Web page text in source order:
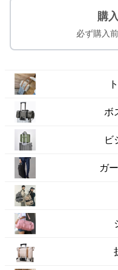
購
必ず購入
ボ
ビ
ガ